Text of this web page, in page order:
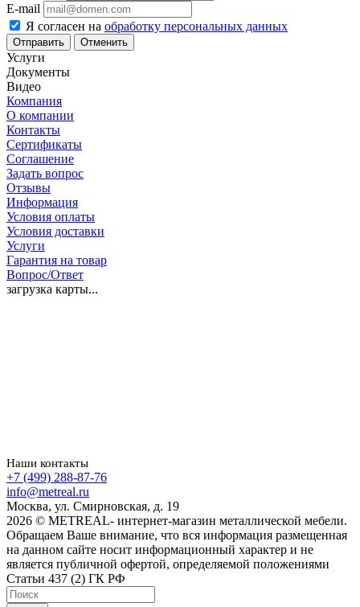
E-mail
Я согласен на обработку персональных данных
Отменить
Услуги
Документы
Видео
Компания
О компании
Контакты
Сертификаты
Соглашение
Задать вопрос
Отзывы
Информация
Условия оплаты
Условия доставки
Услуги
Гарантия на товар
Вопрос/Ответ
загрузка карты...
Наши контакты
+7 (499) 288-87-76
info@metreal.ru
Москва, ул. Смирновская, д. 19
2026 © METREAL- интернет-магазин металлической мебели.
Обращаем Ваше внимание, что вся информация размещенная
на данном сайте носит информационный характер и не
является публичной офертой, определяемой положениями
Статьи 437 (2) ГК РФ